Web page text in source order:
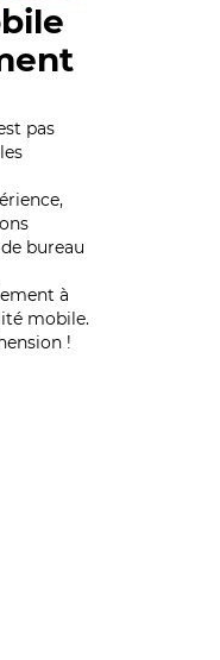
pas
bureau
à
mobile.
!